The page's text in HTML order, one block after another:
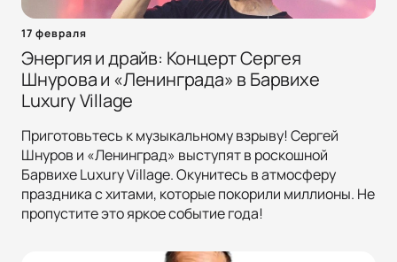
17 февраля
Энергия и драйв: Концерт Сергея
Шнурова и «Ленинграда» в Барвихе
Luxury Village
Приготовьтесь к музыкальному взрыву! Сергей
Шнуров и «Ленинград» выступят в роскошной
Барвихе Luxury Village. Окунитесь в атмосферу
праздника с хитами, которые покорили миллионы. Не
пропустите это яркое событие года!